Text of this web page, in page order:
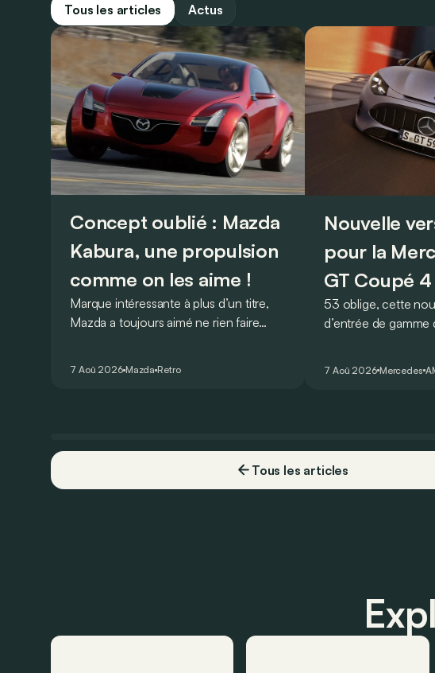
Tous les articles Actus
Concept oublié : Mazda
Kabura, une propulsion
comme on les aime !
Marque intéressante à plus d’un titre,
Mazda a toujours aimé ne rien faire
7 Aoû 2026 Mazda Retro
Nouvelle
pour la
GT Coupé
53 oblige, cette
d’entrée de
7 Aoû 2026 Mercedes
Tous les articles